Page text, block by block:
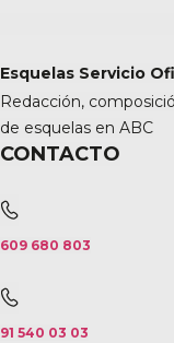
Esquelas Servicio
Redacción,
de esquelas en ABC
CONTACTO
609 680 803
91 540 03 03